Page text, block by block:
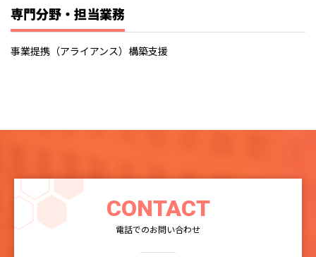
専門分野・担当業務
事業提携（アライアンス）構築支援
CONTACT
電話でのお問い合わせ